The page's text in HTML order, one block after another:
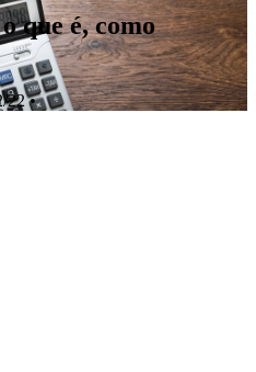
que é, como
22 •